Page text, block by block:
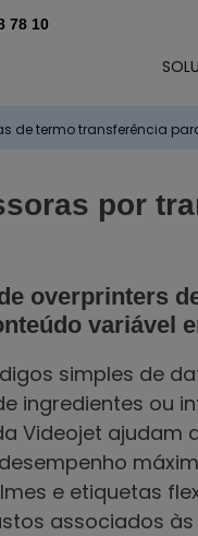
78 10
de termo transferência
por
overprinters
variável
simples de
ingredientes ou
Videojet
e etiquetas
associados